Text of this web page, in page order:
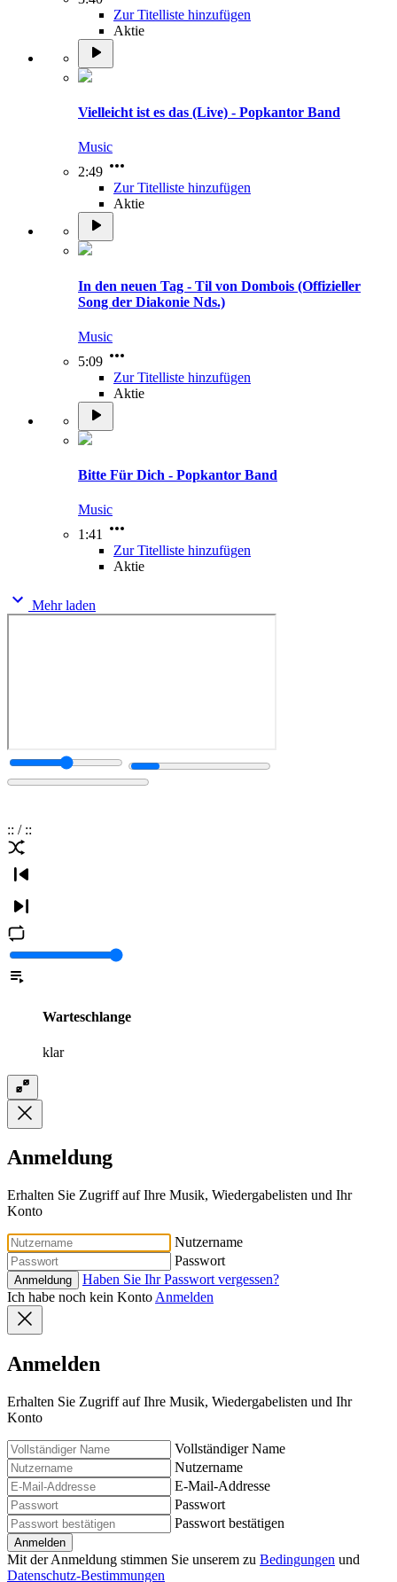
Zur Titelliste hinzufügen
Aktie
Vielleicht ist es das (Live) - Popkantor Band
Music
2:49
Zur Titelliste hinzufügen
Aktie
In den neuen Tag - Til von Dombois (Offizieller
Song der Diakonie Nds.)
Music
5:09
Zur Titelliste hinzufügen
Aktie
Bitte Für Dich - Popkantor Band
Music
1:41
Zur Titelliste hinzufügen
Aktie
Mehr laden
:: / ::
Warteschlange
klar
Anmeldung
Erhalten Sie Zugriff auf Ihre Musik, Wiedergabelisten und Ihr
Konto
Nutzername
Passwort
Anmeldung
Haben Sie Ihr Passwort vergessen?
Ich habe noch kein Konto Anmelden
Anmelden
Erhalten Sie Zugriff auf Ihre Musik, Wiedergabelisten und Ihr
Konto
Vollständiger Name
Nutzername
E-Mail-Addresse
Passwort
Passwort bestätigen
Anmelden
Mit der Anmeldung stimmen Sie unserem zu Bedingungen und
Datenschutz-Bestimmungen